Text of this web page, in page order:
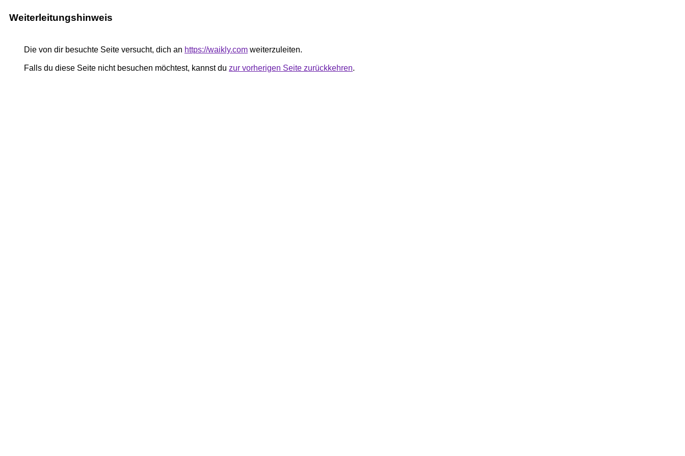
Weiterleitungshinweis
Die von dir besuchte Seite versucht, dich an https://waikly.com weiterzuleiten.
Falls du diese Seite nicht besuchen möchtest, kannst du zur vorherigen Seite zurückkehren.